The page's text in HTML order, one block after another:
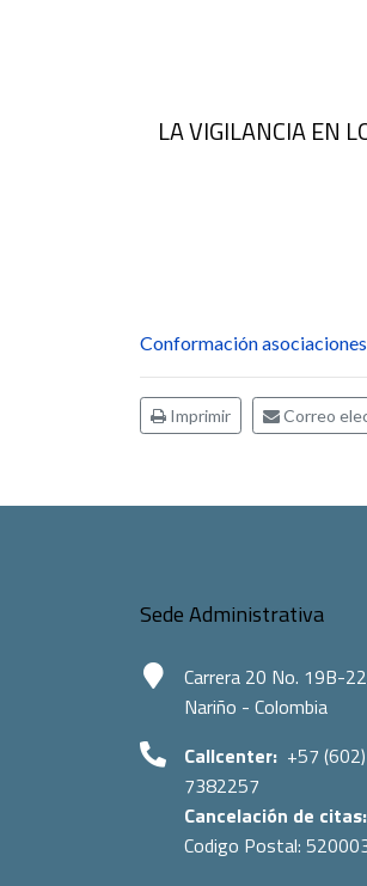
LA VIGILANCIA EN
Conformación
Imprimir Correo
Sede Administrativa
Carrera 20 No. 19B-
Nariño - Colombia
Callcenter: +57
7382257
Cancelación de citas:
Codigo Postal: